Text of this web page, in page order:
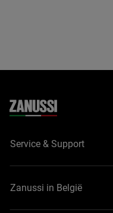
Service & Support
Zanussi in België